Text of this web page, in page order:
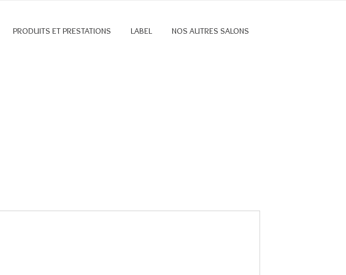
PRODUITS ET PRESTATIONS LABEL NOS AUTRES SALONS